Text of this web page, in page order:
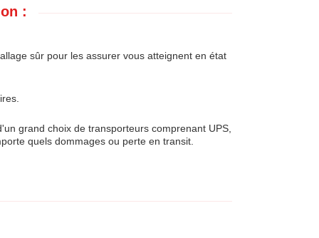
:
sûr pour les assurer vous atteignent en état
grand choix de transporteurs comprenant UPS,
quels dommages ou perte en transit.